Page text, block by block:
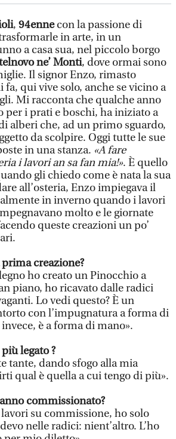
, 94ennecon la passione di
in arte, in un
a casa sua, nel piccolo borgo
ne’ Monti, dove ormai sono
Il signor Enzo, rimasto
fa, qui vive solo, anche se vicino a
Mi racconta che qualche anno
per i prati e boschi, ha iniziato a
alberi che, ad un primo sguardo,
da scolpire. Oggi tutte le sue
in una stanza. «A fare
i lavori an sa fan mia!». È quello
gli chiedo come è nata la sua
all’osteria, Enzo impiegava il
in inverno quando i lavori
molto e le giornate
queste creazioni un po’
prima creazione?
ho creato un Pinocchio a
piano, ho ricavato dalle radici
Lo vedi questo? È un
con l’impugnatura a forma di
è a forma di mano».
legato ?
tante, dando sfogo alla mia
qual è quella a cui tengo di più».
commissionato?
su commissione, ho solo
nelle radici: nient’altro. L’ho